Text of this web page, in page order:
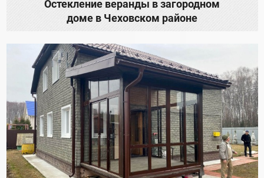
Остекление веранды в загородном
доме в Чеховском районе